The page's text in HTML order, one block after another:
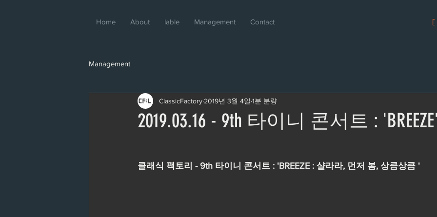
Home About lable Management Contact
Management
2019.03.16 - 9th 타이니 콘서트 :
ClassicFactory 2019년 3월 4일 1분 분량
클래식 팩토리 - 9th 타이니 콘서트 : 'BREEZE : 샬라라, 먼저 봄, 상큼상큼 '